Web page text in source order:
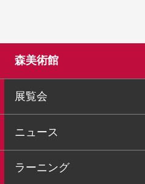
森美術館
展覧会
ニュース
ラーニング